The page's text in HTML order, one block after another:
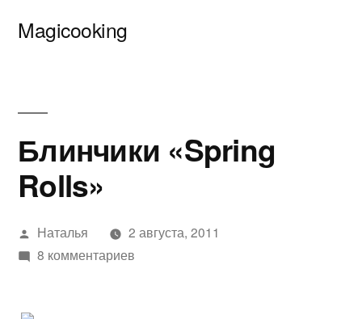
Magicooking
Блинчики «Spring
Rolls»
Написано
автором
Наталья
2 августа, 2011
8 комментариевк